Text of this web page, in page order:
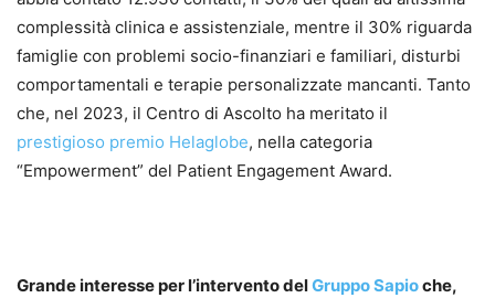
complessità clinica e assistenziale, mentre il 30% riguarda
famiglie con problemi socio-finanziari e familiari, disturbi
comportamentali e terapie personalizzate mancanti. Tanto
che, nel 2023, il Centro di Ascolto ha meritato il
prestigioso premio Helaglobe, nella categoria
“Empowerment” del Patient Engagement Award.
Grande interesse per l’intervento delGruppo Sapioche,